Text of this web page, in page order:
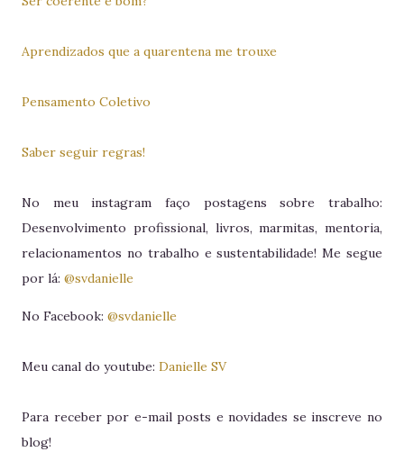
Aprendizados que a quarentena me trouxe
Pensamento Coletivo
Saber seguir regras!
No meu instagram faço postagens sobre trabalho:
Desenvolvimento profissional, livros, marmitas, mentoria,
relacionamentos no trabalho e sustentabilidade! Me segue
por lá: @svdanielle
No Facebook: @svdanielle
Meu canal do youtube: Danielle SV
Para receber por e-mail posts e novidades se inscreve no
blog!